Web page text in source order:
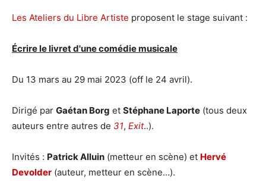
Les Ateliers du Libre Artiste proposent le stage suivant :
Écrire le livret d'une comédie musicale
Du 13 mars au 29 mai 2023 (off le 24 avril).
Dirigé par Gaétan Borg et Stéphane Laporte (tous deux
auteurs entre autres de 31, Exit..).
Invités : Patrick Alluin (metteur en scène) et Hervé
Devolder (auteur, metteur en scène...).